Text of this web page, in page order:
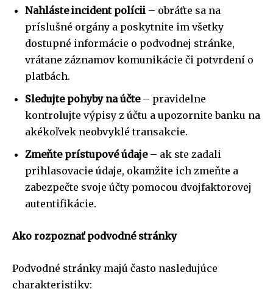
Nahláste incident polícii – obráťte sa na
príslušné orgány a poskytnite im všetky
dostupné informácie o podvodnej stránke,
vrátane záznamov komunikácie či potvrdení o
platbách.
Sledujte pohyby na účte– pravidelne
kontrolujte výpisy z účtu a upozornite banku na
akékoľvek neobvyklé transakcie.
Zmeňte prístupové údaje– ak ste zadali
prihlasovacie údaje, okamžite ich zmeňte a
zabezpečte svoje účty pomocou dvojfaktorovej
autentifikácie.
Ako rozpoznať podvodné stránky
Podvodné stránky majú často nasledujúce
charakteristiky: